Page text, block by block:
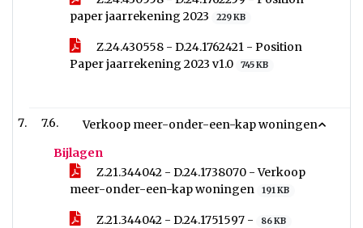
paper jaarrekening 2023
229 KB
Z.24.430558 - D.24.1762421 - Position
Paper jaarrekening 2023 v1.0
745 KB
7.6.
Verkoop meer-onder-een-kap woningen
Bijlagen
Z.21.344042 - D.24.1738070 - Verkoop
meer-onder-een-kap woningen
191 KB
Z.21.344042 - D.24.1751597 - 86 KB